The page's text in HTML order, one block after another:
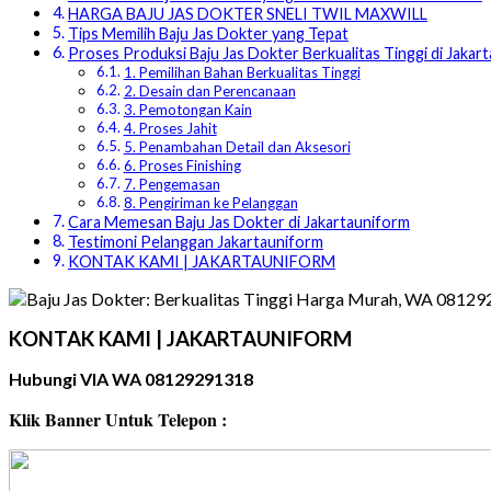
HARGA BAJU JAS DOKTER SNELI TWIL MAXWILL
Tips Memilih Baju Jas Dokter yang Tepat
Proses Produksi Baju Jas Dokter Berkualitas Tinggi di
1. Pemilihan Bahan Berkualitas Tinggi
2. Desain dan Perencanaan
3. Pemotongan Kain
4. Proses Jahit
5. Penambahan Detail dan Aksesori
6. Proses Finishing
7. Pengemasan
8. Pengiriman ke Pelanggan
Cara Memesan Baju Jas Dokter di Jakartauniform
Testimoni Pelanggan Jakartauniform
KONTAK KAMI | JAKARTAUNIFORM
KONTAK KAMI | JAKARTAUNIFORM
Hubungi VIA WA 08129291318
Klik Banner Untuk Telepon :